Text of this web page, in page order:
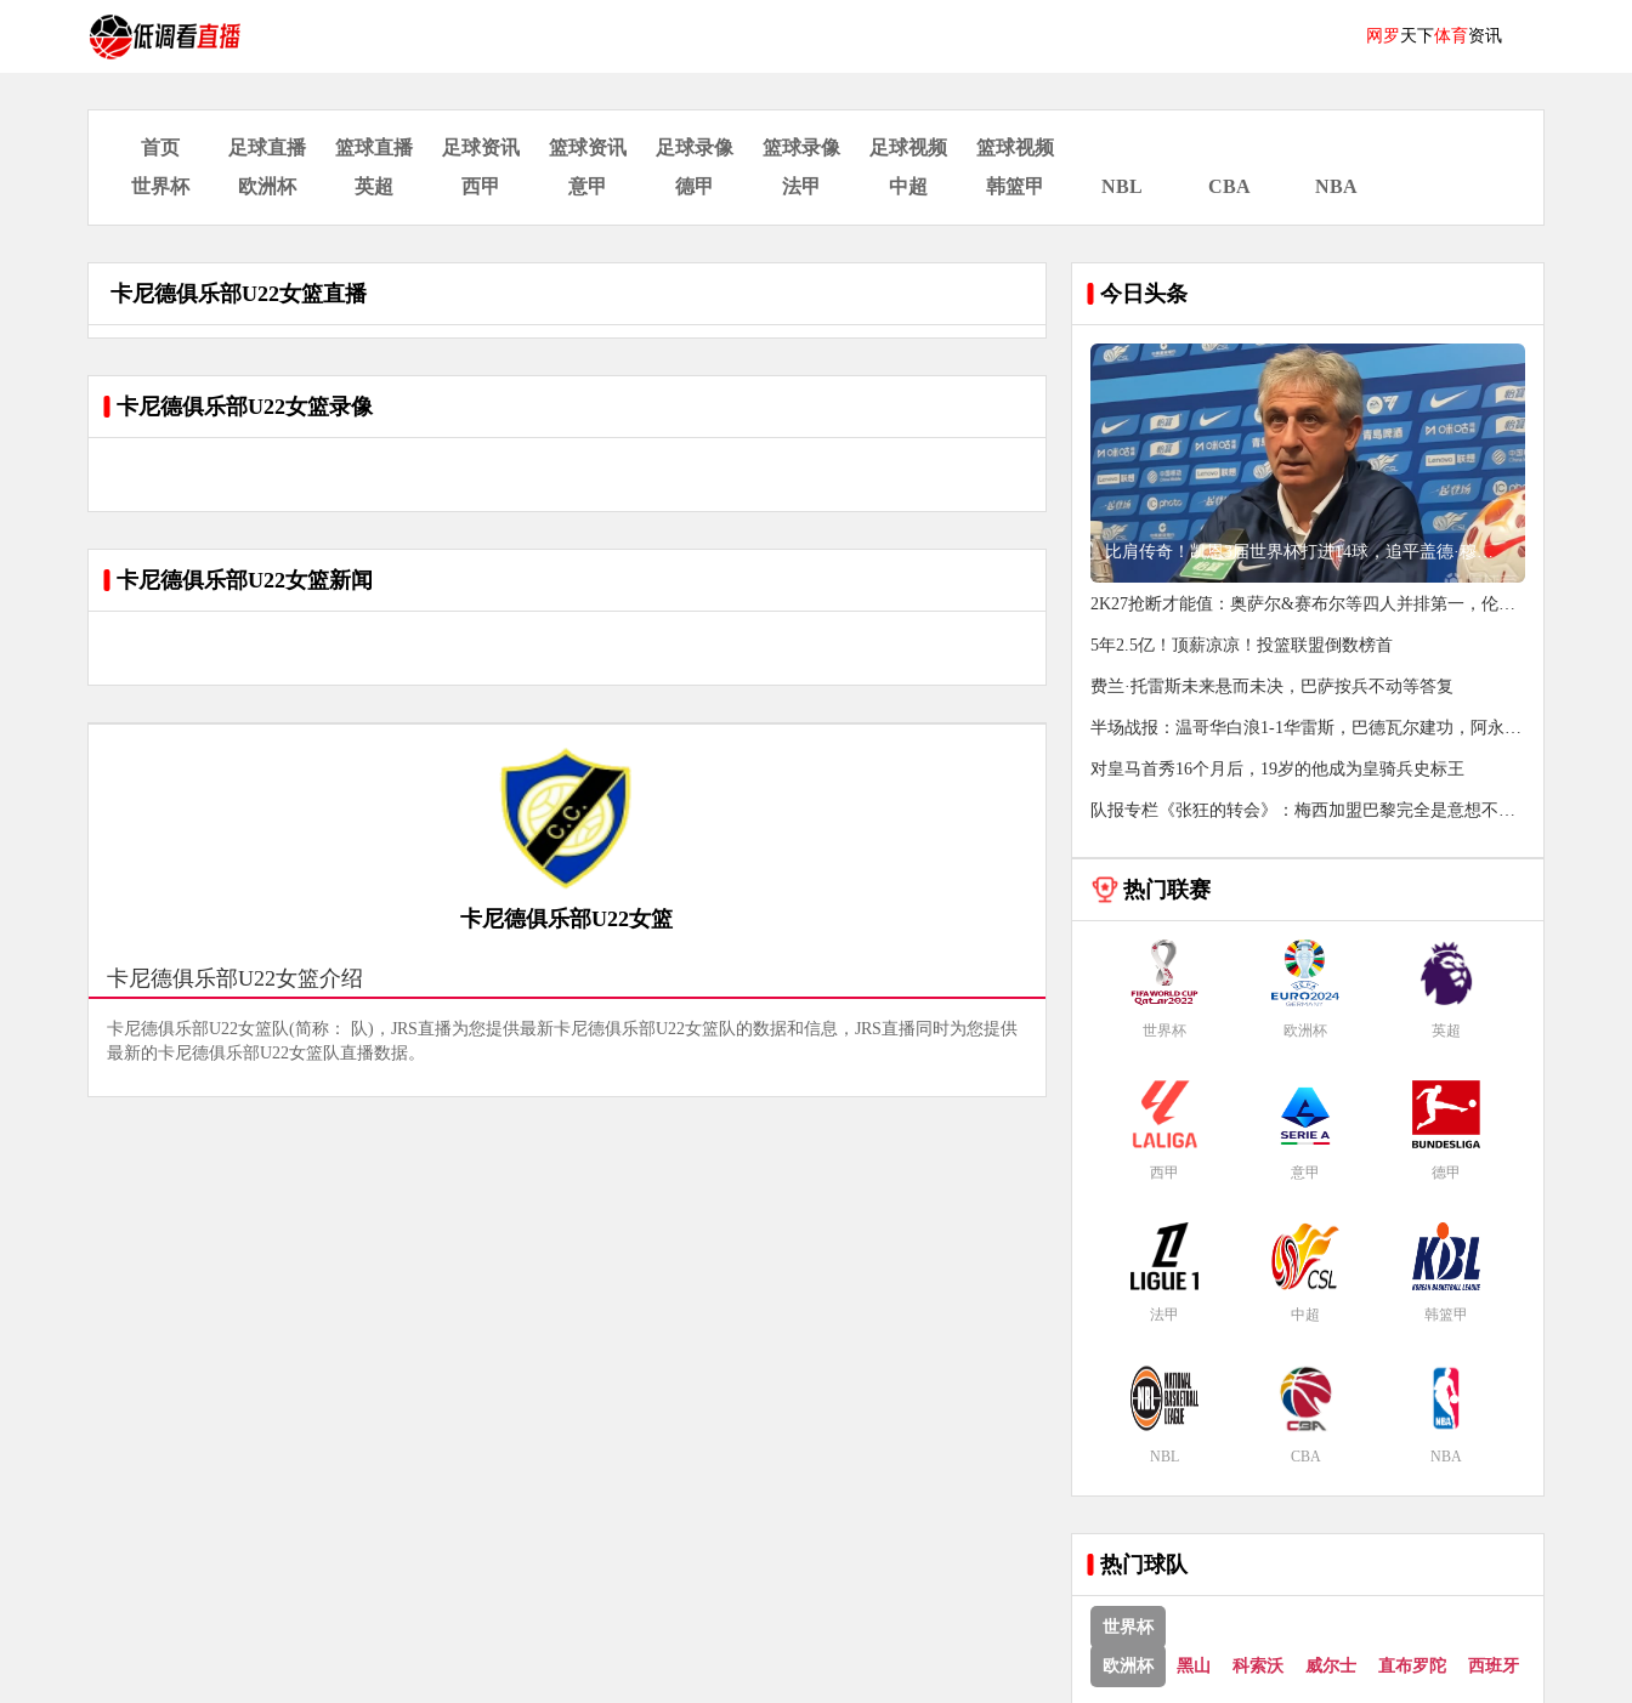
网罗天下体育资讯
首页 足球直播 篮球直播 足球资讯 篮球资讯 足球录像 篮球录像 足球视频
篮球视频
世界杯
欧洲杯 英超 西甲 意甲 德甲 法甲 中超 韩篮甲 NBL CBA NBA
卡尼德俱乐部U22女篮直播
卡尼德俱乐部U22女篮录像
卡尼德俱乐部U22女篮新闻
卡尼德俱乐部U22女篮
卡尼德俱乐部U22女篮介绍
卡尼德俱乐部U22女篮队(简称： 队)，JRS直播为您提供最新卡尼德俱乐部U22女篮队的数据和信息，JRS直播同时为您提供
最新的卡尼德俱乐部U22女篮队直播数据。
今日头条
比肩传奇！凯恩3届世界杯打进14球，追平盖德·穆勒并排前史第5
2K27抢断才能值：奥萨尔&赛布尔等四人并排第一，伦纳
5年2.5亿！顶薪凉凉！投篮联盟倒数榜首
费兰·托雷斯未来悬而未决，巴萨按兵不动等答复
半场战报：温哥华白浪1-1华雷斯，巴德瓦尔建功，阿永破
对皇马首秀16个月后，19岁的他成为皇骑兵史标王
队报专栏《张狂的转会》：梅西加盟巴黎完全是意想不到
热门联赛
世界杯 欧洲杯 英超
西甲 意甲 德甲
法甲 中超 韩篮甲
NBL CBA NBA
热门球队
世界杯
欧洲杯 黑山 科索沃 威尔士 直布罗陀 西班牙